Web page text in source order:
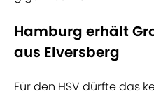
Hamburg erhält
aus Elversberg
Für den HSV dürfte das